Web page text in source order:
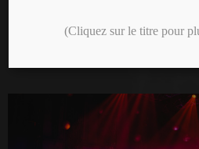
(Cliquez sur le titre pour